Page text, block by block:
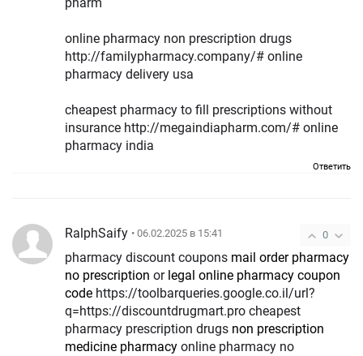
online pharmacy non prescription drugs
http://familypharmacy.company/# online
pharmacy delivery usa
cheapest pharmacy to fill prescriptions without
insurance http://megaindiapharm.com/# online
pharmacy india
Ответить
0
RalphSaify • 06.02.2025 в 15:41
pharmacy discount coupons mail order pharmacy
no prescription or legal online pharmacy coupon
code
q=https://discountdrugmart.pro cheapest
pharmacy prescription drugs non prescription
medicine pharmacy online pharmacy no